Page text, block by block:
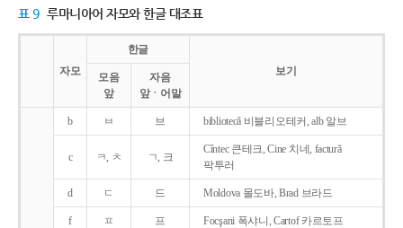
표 9 루마니아어 자모와 한글 대조표
자모
한글
보기
모음
앞
자음
앞ㆍ어말
b ㅂ 브 bibliotecǎ 비블리오테커, alb 알브
c ㅋ, ㅊ ㄱ, 크
Cîntec 큰테크, Cine 치네, facturǎ
팍투러
d ㄷ 드 Moldova 몰도바, Brad 브라드
f ㅍ 프 Focşani 폭샤니, Cartof 카르토프